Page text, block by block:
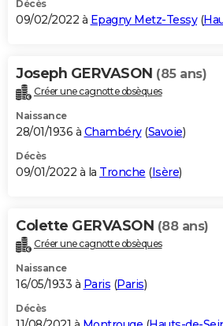
Décès
09/02/2022 à Epagny Metz-Tessy(
Joseph GERVASON (85 ans)
Créer une cagnotte obsèques
Naissance
28/01/1936 à Chambéry(Savoie)
Décès
09/01/2022 à la Tronche (Isère)
Colette GERVASON (88 ans)
Créer une cagnotte obsèques
Naissance
16/05/1933 à Paris (Paris)
Décès